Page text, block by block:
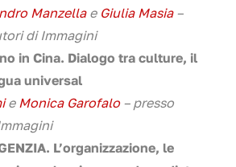
Manzellae Giulia Masia–
di Immagini
in Cina. Dialogo tra culture, il
universal
e Monica Garofalo– presso
L’organizzazione, le